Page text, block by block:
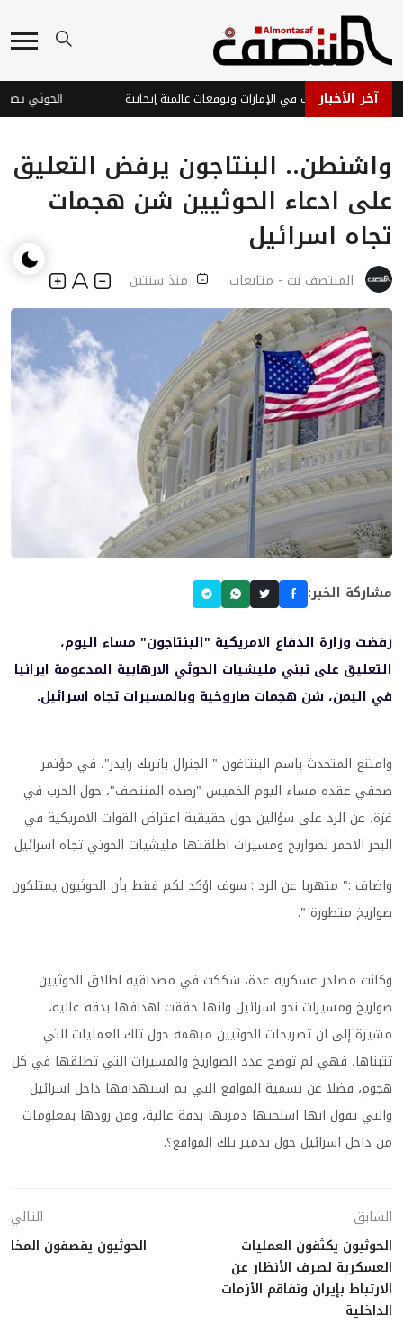
آخر الأخبار
أسعار الذهب في الإمارات وتوقعات عالمية إيجابية الحوثي
واشنطن.. البنتاجون يرفض التعليق
على ادعاء الحوثيين شن هجمات
تجاه اسرائيل
المنتصف نت - متابعات: منذ سنتين
مشاركة الخبر:
رفضت وزارة الدفاع الامريكية "البنتاجون" مساء اليوم،
التعليق على تبني مليشيات الحوثي الارهابية المدعومة ايرانيا
في اليمن، شن هجمات صاروخية وبالمسيرات تجاه اسرائيل.
وامتنع المتحدث باسم البنتاغون " الجنرال باتريك رايدر"، في مؤتمر
صحفي عقده مساء اليوم الخميس "رصده المنتصف"، حول الحرب في
غزة، عن الرد على سؤالين حول حقيقية اعتراض القوات الامريكية في
البحر الاحمر لصواريخ ومسيرات اطلقتها مليشيات الحوثي تجاه اسرائيل.
واضاف :" متهربا عن الرد : سوف اؤكد لكم فقط بأن الحوثيون يمتلكون
صواريخ متطورة ".
وكانت مصادر عسكرية عدة، شككت في مصداقية اطلاق الحوثيين
صواريخ ومسيرات نحو اسرائيل وانها حققت اهدافها بدقة عالية،
مشيرة إلى ان تصريحات الحوثيين مبهمة حول تلك العمليات التي
تتبناها، فهي لم توضح عدد الصواريخ والمسيرات التي تطلقها في كل
هجوم، فضلا عن تسمية المواقع التي تم استهدافها داخل اسرائيل
والتي تقول انها اسلحتها دمرتها بدقة عالية، ومن زودها بمعلومات
من داخل اسرائيل حول تدمير تلك المواقع؟.
السابق
الحوثيون يكثفون العمليات
العسكرية لصرف الأنظار عن
الارتباط بإيران وتفاقم الأزمات
الداخلية
التالي
الحوثيون يقصفون المخا